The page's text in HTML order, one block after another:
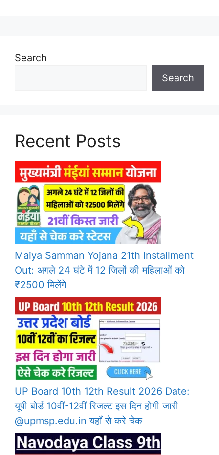
Search
Search
Recent Posts
Maiya Samman Yojana 21th Installment
Out: अगले 24 घंटे में 12 जिलों की महिलाओं को
₹2500 मिलेंगे
UP Board 10th 12th Result 2026 Date:
यूपी बोर्ड 10वीं-12वीं रिजल्ट इस दिन होगी जारी
@upmsp.edu.in यहाँ से करे चेक